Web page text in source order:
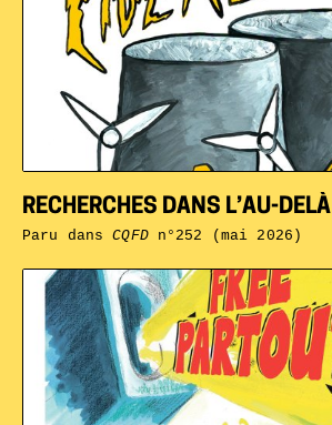
RECHERCHES DANS L’AU-DELÀ
Paru dansCQFDn°252 (mai 2026)